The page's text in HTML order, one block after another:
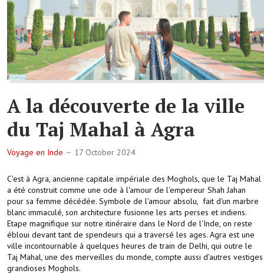
A la découverte de la ville
du Taj Mahal à Agra
Voyage en Inde 17 October 2024
C'est à Agra, ancienne capitale impériale des Moghols, que le Taj Mahal
a été construit comme une ode à l'amour de l'empereur Shah Jahan
pour sa femme décédée. Symbole de l'amour absolu, fait d'un marbre
blanc immaculé, son architecture fusionne les arts perses et indiens.
Etape magnifique sur notre itinéraire dans le Nord de l'Inde, on reste
ébloui devant tant de spendeurs qui a traversé les ages. Agra est une
ville incontournable à quelques heures de train de Delhi, qui outre le
Taj Mahal, une des merveilles du monde, compte aussi d'autres vestiges
grandioses Moghols.